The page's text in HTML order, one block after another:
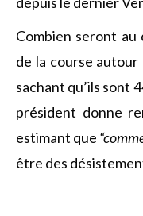
Combien seront
de la course autour
sachant qu’ils sont
président donne
estimant que
être des